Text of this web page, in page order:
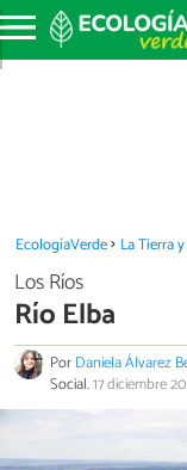
EcologíaVerde La Tierra
Los Ríos
Río Elba
PorDaniela Álvarez
Social.17 diciembre